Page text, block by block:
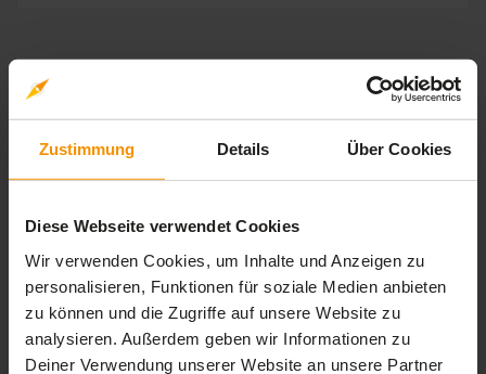
Zustimmung Details Über Cookies
Diese Webseite verwendet Cookies
Wir verwenden Cookies, um Inhalte und Anzeigen zu
personalisieren, Funktionen für soziale Medien anbieten
zu können und die Zugriffe auf unsere Website zu
analysieren. Außerdem geben wir Informationen zu
Deiner Verwendung unserer Website an unsere Partner
Bewertungen
Gesamtbewertung
Durchschnittliche Bewertungen
4,20
5 Bewertungen